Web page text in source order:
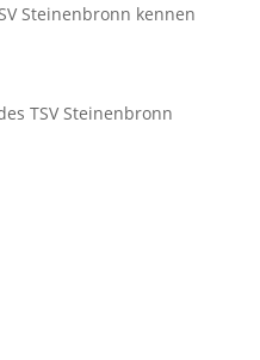
Steinenbronn kennen
TSV Steinenbronn